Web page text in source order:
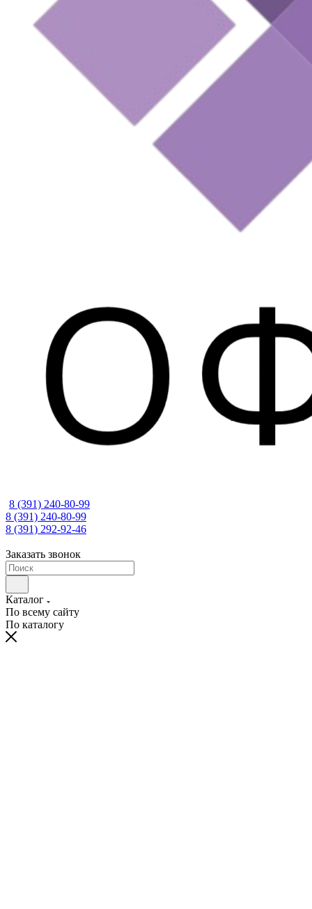
8 (391) 240-80-99
8 (391) 240-80-99
8 (391) 292-92-46
Заказать звонок
Каталог
По всему сайту
По каталогу